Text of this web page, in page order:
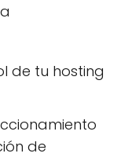
de tu hosting
de